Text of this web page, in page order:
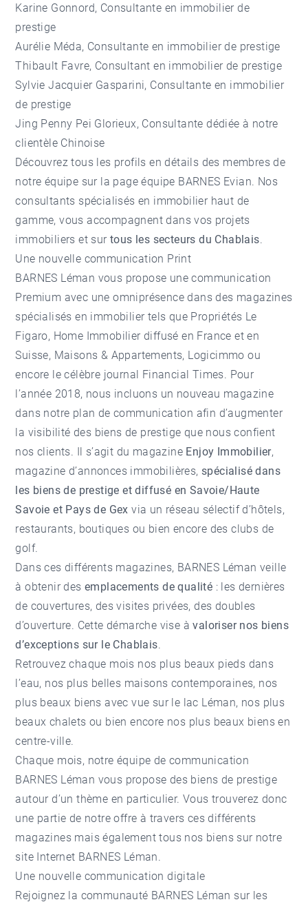
Karine Gonnord, Consultante en immobilier de
prestige
Aurélie Méda, Consultante en immobilier de prestige
Thibault Favre, Consultant en immobilier de prestige
Sylvie Jacquier Gasparini, Consultante en immobilier
de prestige
Jing Penny Pei Glorieux, Consultante dédiée à notre
clientèle Chinoise
Découvrez tous les profils en détails des membres de
notre équipe sur la pageéquipe BARNES Evian. Nos
consultants spécialisés en immobilier haut de
gamme, vous accompagnent dans vos projets
immobiliers et surtous les secteurs du Chablais.
Une nouvelle communication Print
BARNES Léman vous propose une communication
Premium avec une omniprésence dans des magazines
spécialisés en immobilier tels que Propriétés Le
Figaro, Home Immobilier diffusé en France et en
Suisse, Maisons & Appartements, Logicimmo ou
encore le célèbre journal Financial Times. Pour
l’année 2018, nous incluons un nouveau magazine
dans notre plan de communication afin d’augmenter
la visibilité des biens de prestige que nous confient
nos clients. Il s’agit du magazine Enjoy Immobilier,
magazine d’annonces immobilières,spécialisé dans
les biens de prestige et diffusé en Savoie/Haute
Savoie et Pays de Gex via un réseau sélectif d’hôtels,
restaurants, boutiques ou bien encore des clubs de
golf.
Dans ces différents magazines, BARNES Léman veille
à obtenir desemplacements de qualité : les dernières
de couvertures, des visites privées, des doubles
d’ouverture. Cette démarche vise àvaloriser nos biens
d’exceptions sur le Chablais.
Retrouvez chaque mois nos plus beaux pieds dans
l’eau, nos plus belles maisons contemporaines, nos
plus beaux biens avec vue sur le lac Léman, nos plus
beaux chalets ou bien encore nos plus beaux biens en
centre-ville.
Chaque mois, notre équipe de communication
BARNES Léman vous propose des biens de prestige
autour d’un thème en particulier. Vous trouverez donc
une partie de notre offre à travers ces différents
magazines mais également tous nos biens sur notre
site Internet BARNES Léman.
Une nouvelle communication digitale
Rejoignez la communauté BARNES Léman sur les